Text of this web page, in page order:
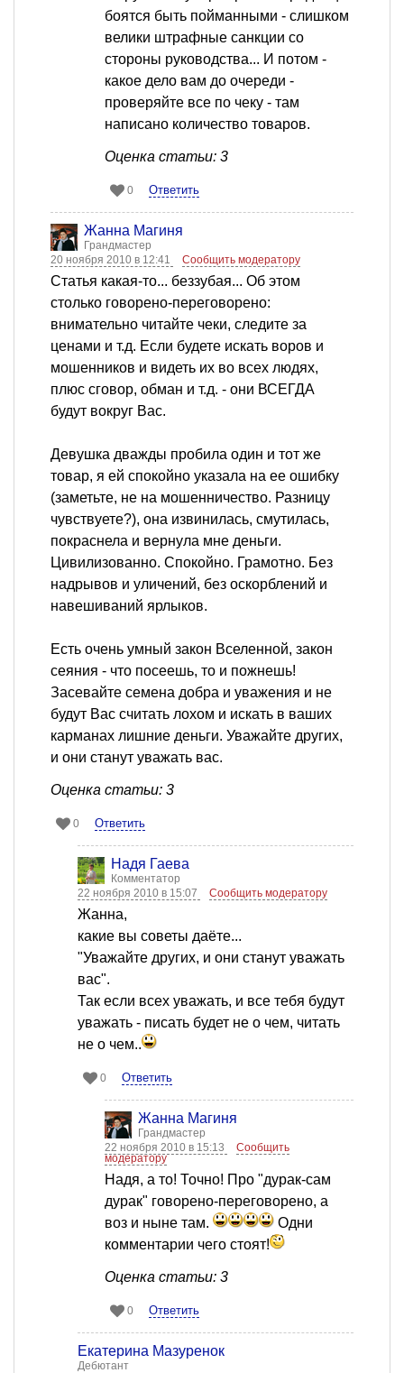
боятся быть пойманными - слишком
велики штрафные санкции со
стороны руководства... И потом -
какое дело вам до очереди -
проверяйте все по чеку - там
написано количество товаров.
Оценка статьи: 3
0 Ответить
Жанна Магиня
Грандмастер
20 ноября 2010 в 12:41
Сообщить модератору
Статья какая-то... беззубая... Об этом
столько говорено-переговорено:
внимательно читайте чеки, следите за
ценами и т.д. Если будете искать воров и
мошенников и видеть их во всех людях,
плюс сговор, обман и т.д. - они ВСЕГДА
будут вокруг Вас.
Девушка дважды пробила один и тот же
товар, я ей спокойно указала на ее ошибку
(заметьте, не на мошенничество. Разницу
чувствуете?), она извинилась, смутилась,
покраснела и вернула мне деньги.
Цивилизованно. Спокойно. Грамотно. Без
надрывов и уличений, без оскорблений и
навешиваний ярлыков.
Есть очень умный закон Вселенной, закон
сеяния - что посеешь, то и пожнешь!
Засевайте семена добра и уважения и не
будут Вас считать лохом и искать в ваших
карманах лишние деньги. Уважайте других,
и они станут уважать вас.
Оценка статьи: 3
0 Ответить
Надя Гаева
Комментатор
22 ноября 2010 в 15:07
Сообщить модератору
Жанна,
какие вы советы даёте...
"Уважайте других, и они станут уважать
вас".
Так если всех уважать, и все тебя будут
уважать - писать будет не о чем, читать
не о чем..
0 Ответить
Жанна Магиня
Грандмастер
22 ноября 2010 в 15:13
Сообщить
модератору
Надя, а то! Точно! Про "дурак-сам
дурак" говорено-переговорено, а
воз и ныне там.
Одни
комментарии чего стоят!
Оценка статьи: 3
0 Ответить
Екатерина Мазуренок
Дебютант